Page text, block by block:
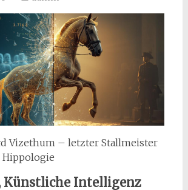
Vizethum – letzter Stallmeister
Hippologie
Künstliche Intelligenz